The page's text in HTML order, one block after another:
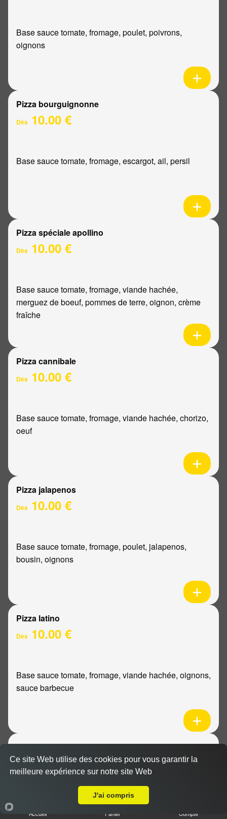
Base sauce tomate, fromage, poulet, poivrons,
oignons
Pizza bourguignonne
Dès 10.00 €
Base sauce tomate, fromage, escargot, ail, persil
Pizza spéciale apollino
Dès 10.00 €
Base sauce tomate, fromage, viande hachée,
merguez de boeuf, pommes de terre, oignon, crème
fraîche
Pizza cannibale
Dès 10.00 €
Base sauce tomate, fromage, viande hachée, chorizo,
oeuf
Pizza jalapenos
Dès 10.00 €
Base sauce tomate, fromage, poulet, jalapenos,
bousin, oignons
Pizza latino
Dès 10.00 €
Base sauce tomate, fromage, viande hachée, oignons,
sauce barbecue
Pizza mexicaine
Dès10.00 €
Base sauce tomate, fromage, poulet, pommes de
terre, ananas, sauce barbecue
Accueil Panier Compte
Ce site Web utilise des cookies pour vous garantir la
meilleure expérience sur notre site Web
J'ai compris